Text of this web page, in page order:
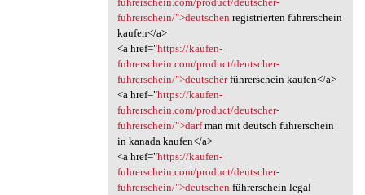
fuhrerschein/">deutschen registrierten führerschein
kaufen</a>
<a href="https://kaufen-
fuhrerschein.com/product/deutscher-
fuhrerschein/">deutscherführerschein kaufen</a>
<a href="https://kaufen-
fuhrerschein.com/product/deutscher-
fuhrerschein/">darfman mit deutsch führerschein
in kanada kaufen</a>
<a href="https://kaufen-
fuhrerschein.com/product/deutscher-
fuhrerschein/">deutschen führerschein legal